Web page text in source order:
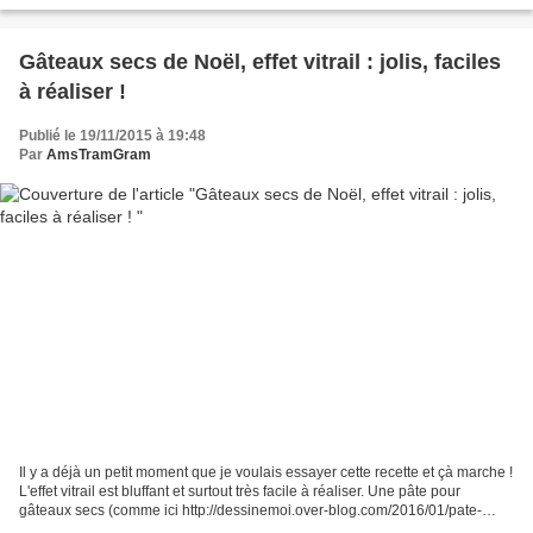
Gâteaux secs de Noël, effet vitrail : jolis, faciles
à réaliser !
Publié le 19/11/2015 à 19:48
Par AmsTramGram
Il y a déjà un petit moment que je voulais essayer cette recette et çà marche !
L'effet vitrail est bluffant et surtout très facile à réaliser. Une pâte pour
gâteaux secs (comme ici http://dessinemoi.over-blog.com/2016/01/pate-